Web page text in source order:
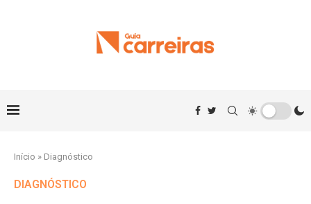
Início » Diagnóstico
DIAGNÓSTICO